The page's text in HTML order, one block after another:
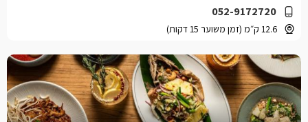
052-9172720
12.6 ק״מ (זמן משוער 15 דקות)